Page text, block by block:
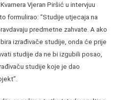
Vjeran Piršić u intervjuu
formulirao: “Studije utjecaja na
predmetne zahvate. A ako
izrađivače studije, onda će prije
studije da ne bi izgubili posao,
studije koje je dao